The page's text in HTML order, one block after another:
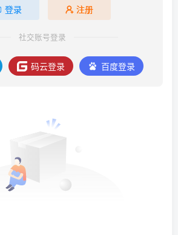
登录 注册
社交账号登录
码云登录 百度登录